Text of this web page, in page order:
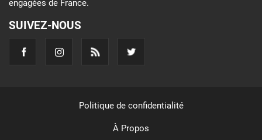
engagées de France.
SUIVEZ-NOUS
Politique de confidentialité
À Propos